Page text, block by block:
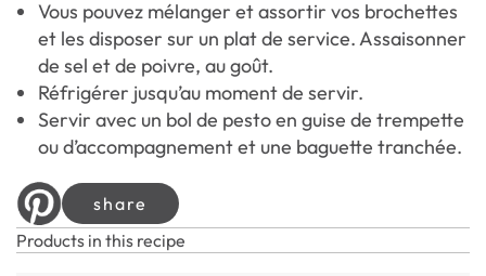
Vous pouvez mélanger et assortir vos brochettes
et les disposer sur un plat de service. Assaisonner
de sel et de poivre, au goût.
Réfrigérer jusqu’au moment de servir.
Servir avec un bol de pesto en guise de trempette
ou d’accompagnement et une baguette tranchée.
share
Products in this recipe